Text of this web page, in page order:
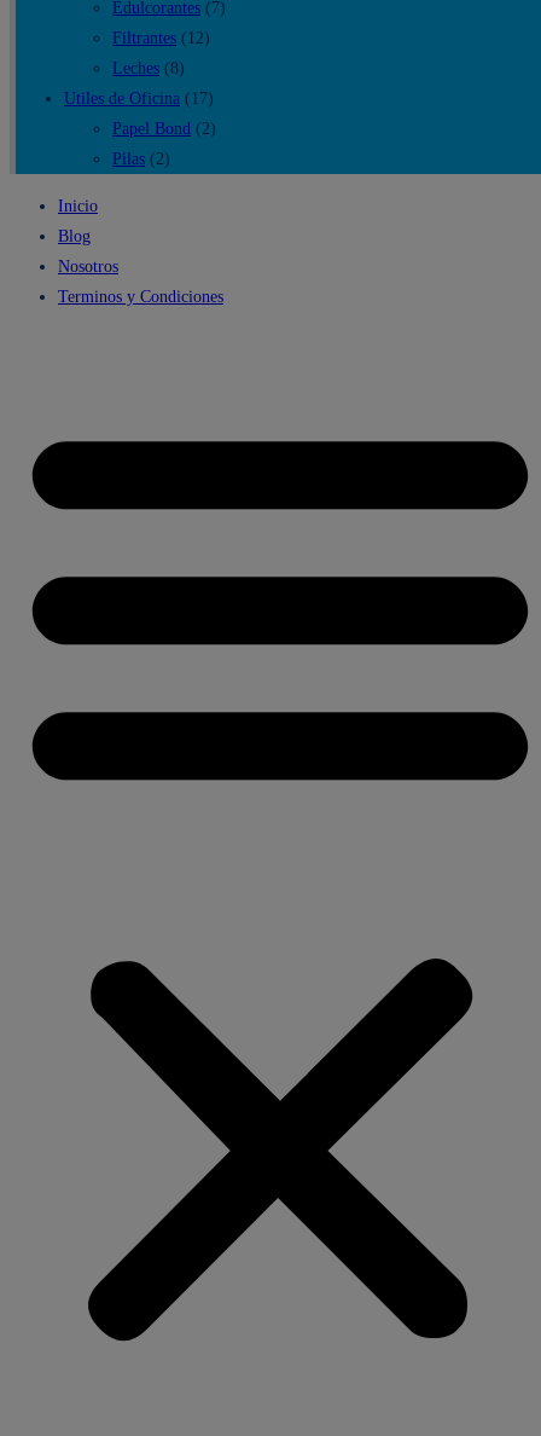
Edulcorantes (7)
Filtrantes (12)
Leches (8)
Utiles de Oficina (17)
Papel Bond (2)
Pilas (2)
Inicio
Blog
Nosotros
Terminos y Condiciones